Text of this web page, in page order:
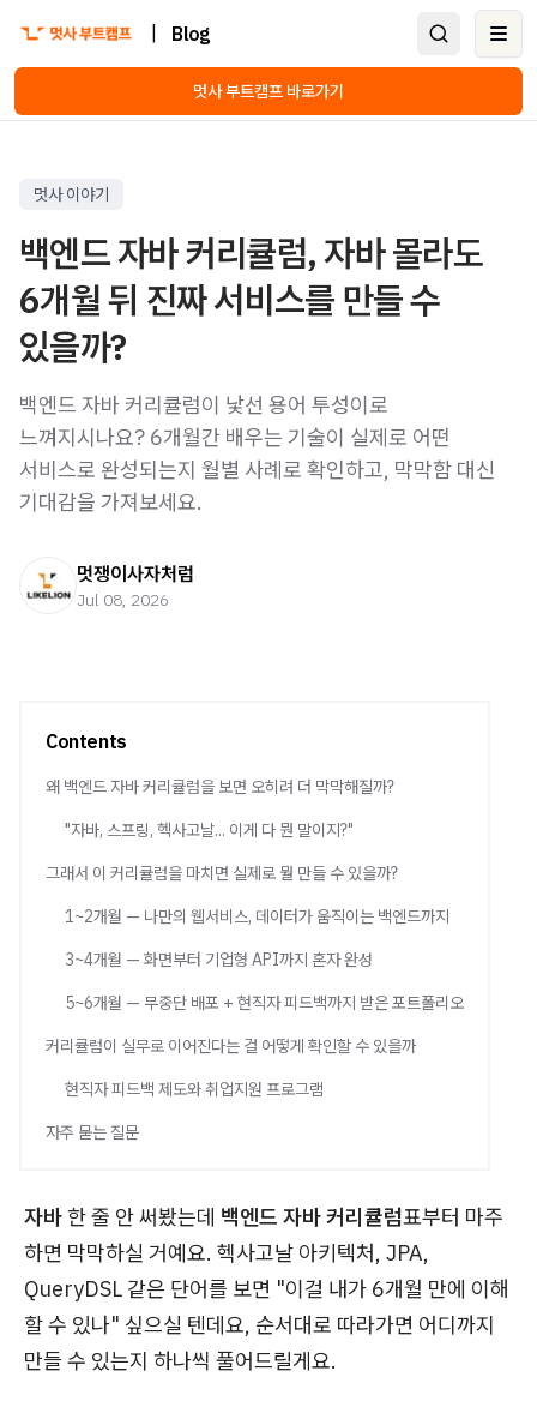
Blog
멋사 부트캠프 바로가기
멋사 이야기
백엔드 자바 커리큘럼, 자바 몰라도
6개월 뒤 진짜 서비스를 만들 수
있을까?
백엔드 자바 커리큘럼이 낯선 용어 투성이로
느껴지시나요? 6개월간 배우는 기술이 실제로 어떤
서비스로 완성되는지 월별 사례로 확인하고, 막막함 대신
기대감을 가져보세요.
멋쟁이사자처럼
Jul 08, 2026
Contents
왜 백엔드 자바 커리큘럼을 보면 오히려 더 막막해질까?
"자바, 스프링, 헥사고날... 이게 다 뭔 말이지?"
그래서 이 커리큘럼을 마치면 실제로 뭘 만들 수 있을까?
1~2개월 — 나만의 웹서비스, 데이터가 움직이는 백엔드까지
3~4개월 — 화면부터 기업형 API까지 혼자 완성
5~6개월 — 무중단 배포 + 현직자 피드백까지 받은 포트폴리오
커리큘럼이 실무로 이어진다는 걸 어떻게 확인할 수 있을까
현직자 피드백 제도와 취업지원 프로그램
자주 묻는 질문
자바한 줄 안 써봤는데 백엔드 자바 커리큘럼표부터 마주
하면 막막하실 거예요. 헥사고날 아키텍처, JPA,
QueryDSL 같은 단어를 보면 "이걸 내가 6개월 만에 이해
할 수 있나" 싶으실 텐데요, 순서대로 따라가면 어디까지
만들 수 있는지 하나씩 풀어드릴게요.